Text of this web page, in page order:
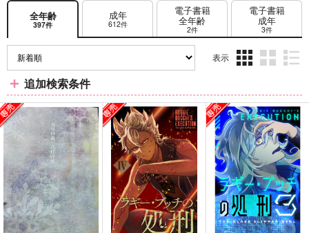
全年齢
397件
成年
612件
電子書籍
全年齢
2件
電子書籍
成年
3件
表示
ム
表
示
ム
表
示
ム
表
示
追加検索条件